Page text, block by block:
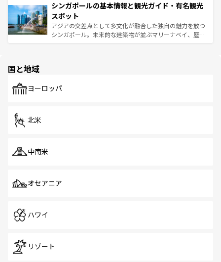
参照してほしい。
激する。気候は一年中温暖で、どの季節にも異なる楽しみ
が待っている。親しみやすいタイの人々、仏教を中心とし
た文化、そして多様な観光資源が、訪れる旅人を魅了し続
ける。 なお、新着のタイ情報はコンテンツ一覧を参照して
み、どこを訪れても感動するはず。観光スポットが密集し
ており、効率よく見どころを回れるのも魅力。息をのむよ
うな絶景から文化的な体験まで、香港を存分に楽しみ尽く
そう。 なお、新着の香港情報はコンテンツ一覧を参照して
シンガポールの基本情報と観光ガイド・有名観光
スポット
アジアの交差点として多文化が融合した独自の魅力を放つ
シンガポール。未来的な建築物が並ぶマリーナベイ、歴史
で、ホーカーズは地元の風情を楽しめる外せないスポット
国と地域
ヨーロッパ
北米
中南米
オセアニア
ハワイ
リゾート